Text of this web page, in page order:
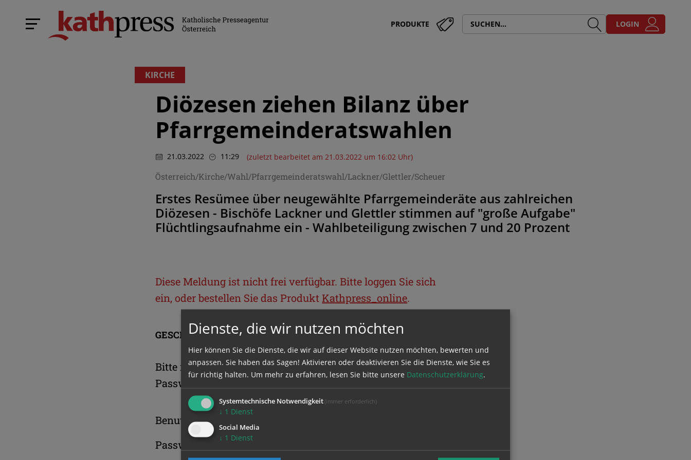
PRODUKTE LOGIN
KIRCHE
Diözesen ziehen Bilanz über
Pfarrgemeinderatswahlen
21.03.2022 11:29 (zuletzt bearbeitet am 21.03.2022 um 16:02 Uhr)
Österreich/Kirche/Wahl/Pfarrgemeinderatswahl/Lackner/Glettler/Scheuer
Erstes Resümee über neugewählte Pfarrgemeinderäte aus zahlreichen
Diözesen - Bischöfe Lackner und Glettler stimmen auf "große Aufgabe"
Flüchtlingsaufnahme ein - Wahlbeteiligung zwischen 7 und 20 Prozent
Diese Meldung ist nicht frei verfügbar. Bitte loggen Sie sich
ein, oder bestellen Sie das Produkt Kathpress_online.
GESCHÜTZTER BEREICH
Bitte melden Sie sich mit Ihrem Benutzernamen und
Passwort an.
Benutzername
Passwort
Dienste, die wir nutzen möchten
Hier können Sie die Dienste, die wir auf dieser Website nutzen möchten, bewerten und
anpassen. Sie haben das Sagen! Aktivieren oder deaktivieren Sie die Dienste, wie Sie es
für richtig halten. Um mehr zu erfahren, lesen Sie bitte unsere Datenschutzerklärung.
Systemtechnische Notwendigkeit (immer erforderlich)
↓ 1 Dienst
Social Media
↓ 1 Dienst